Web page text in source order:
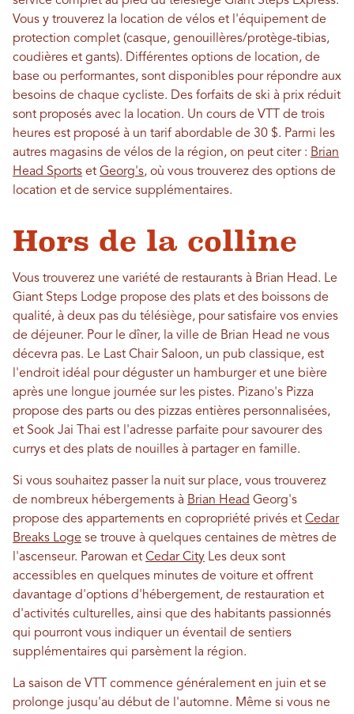
Vous y trouverez la location de vélos et l'équipement de
protection complet (casque, genouillères/protège-tibias,
coudières et gants). Différentes options de location, de
base ou performantes, sont disponibles pour répondre aux
besoins de chaque cycliste. Des forfaits de ski à prix réduit
sont proposés avec la location. Un cours de VTT de trois
heures est proposé à un tarif abordable de 30 $. Parmi les
autres magasins de vélos de la région, on peut citer : Brian
Head Sports et Georg's, où vous trouverez des options de
location et de service supplémentaires.
Hors de la colline
Vous trouverez une variété de restaurants à Brian Head. Le
Giant Steps Lodge propose des plats et des boissons de
qualité, à deux pas du télésiège, pour satisfaire vos envies
de déjeuner. Pour le dîner, la ville de Brian Head ne vous
décevra pas. Le Last Chair Saloon, un pub classique, est
l'endroit idéal pour déguster un hamburger et une bière
après une longue journée sur les pistes. Pizano's Pizza
propose des parts ou des pizzas entières personnalisées,
et Sook Jai Thai est l'adresse parfaite pour savourer des
currys et des plats de nouilles à partager en famille.
Si vous souhaitez passer la nuit sur place, vous trouverez
de nombreux hébergements à Brian Head Georg's
propose des appartements en copropriété privés et Cedar
Breaks Loge se trouve à quelques centaines de mètres de
l'ascenseur. Parowan et Cedar City Les deux sont
accessibles en quelques minutes de voiture et offrent
davantage d'options d'hébergement, de restauration et
d'activités culturelles, ainsi que des habitants passionnés
qui pourront vous indiquer un éventail de sentiers
supplémentaires qui parsèment la région.
La saison de VTT commence généralement en juin et se
prolonge jusqu'au début de l'automne. Même si vous ne